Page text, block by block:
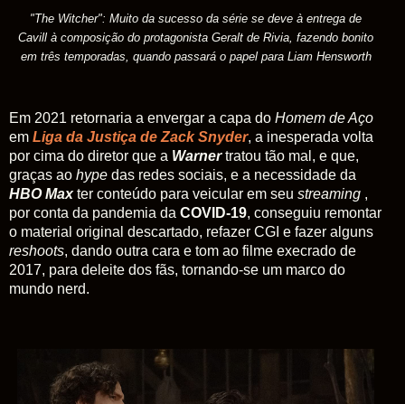
"The Witcher": Muito da sucesso da série se deve à entrega de
Cavill à composição do protagonista Geralt de Rivia, fazendo bonito
em três temporadas, quando passará o papel para Liam Hensworth
Em 2021 retornaria a envergar a capa do Homem de Aço
em Liga da Justiça de Zack Snyder, a inesperada volta
por cima do diretor que a Warnertratou tão mal, e que,
graças ao hype das redes sociais, e a necessidade da
HBO Maxter conteúdo para veicular em seu streaming ,
por conta da pandemia da COVID-19, conseguiu remontar
o material original descartado, refazer CGI e fazer alguns
reshoots, dando outra cara e tom ao filme execrado de
2017, para deleite dos fãs, tornando-se um marco do
mundo nerd.